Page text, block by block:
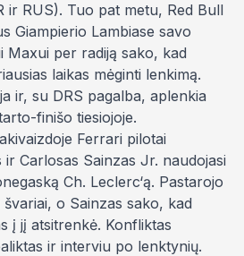
ir RUS). Tuo pat metu, Red Bull
Giampierio Lambiase savo
Maxui per radiją sako, kad
laikas mėginti lenkimą.
ir, su DRS pagalba, aplenkia
finišo tiesiojoje.
Ferrari pilotai
ir Carlosas Sainzas Jr. naudojasi
Ch. Leclerc‘ą. Pastarojo
švariai, o Sainzas sako, kad
į jį atsitrenkė. Konfliktas
ir interviu po lenktynių.